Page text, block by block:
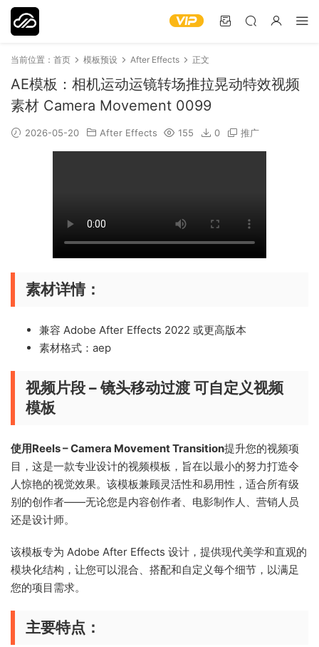
当前位置： 首页 模板预设 After Effects 正文
AE模板：相机运动运镜转场推拉晃动特效视频
素材 Camera Movement 0099
2026-05-20 After Effects 155 0 推广
素材详情：
兼容 Adob​​e After Effects 2022 或更高版本
素材格式：aep
视频片段 – 镜头移动过渡 可自定义视频
模板
使用Reels – Camera Movement Transition提升您的视频项
目，这是一款专业设计的视频模板，旨在以最小的努力打造令
人惊艳的视觉效果。该模板兼顾灵活性和易用性，适合所有级
别的创作者——无论您是内容创作者、电影制作人、营销人员
还是设计师。
该模板专为 Adob​​e After Effects 设计，提供现代美学和直观的
模块化结构，让您可以混合、搭配和自定义每个细节，以满足
您的项目需求。
主要特点：